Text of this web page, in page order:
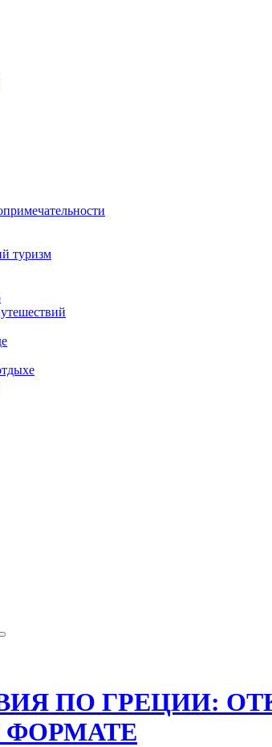
туризм
ПО ГРЕЦИИ: